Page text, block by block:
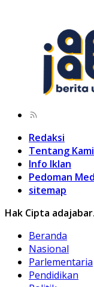
Redaksi
Tentang Kami
Info Iklan
Pedoman
sitemap
Hak Cipta
Beranda
Nasional
Parlementaria
Pendidikan